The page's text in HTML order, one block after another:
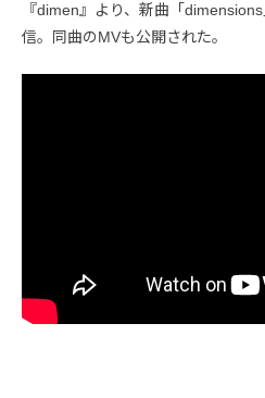
『dimen』より、新曲「
信。同曲のMVも公開された。